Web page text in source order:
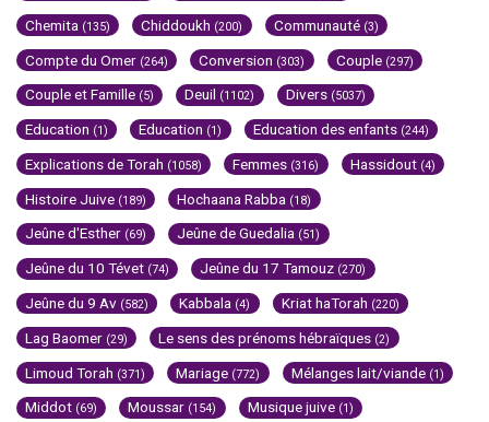
Chemita (135) Chiddoukh (200) Communauté (3)
Compte du Omer (264) Conversion (303) Couple (297)
Couple et Famille (5) Deuil (1102) Divers (5037)
Education (1) Education (1) Education des enfants (244)
Explications de Torah (1058) Femmes (316) Hassidout (4)
Histoire Juive (189) Hochaana Rabba (18)
Jeûne d'Esther (69) Jeûne de Guedalia (51)
Jeûne du 10 Tévet (74) Jeûne du 17 Tamouz (270)
Jeûne du 9 Av (582) Kabbala (4) Kriat haTorah (220)
Lag Baomer (29) Le sens des prénoms hébraïques (2)
Limoud Torah (371) Mariage (772) Mélanges lait/viande (1)
Middot (69) Moussar (154) Musique juive (1)